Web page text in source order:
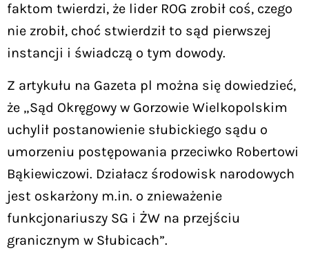
faktom twierdzi, że lider ROG zrobił coś, czego
nie zrobił, choć stwierdził to sąd pierwszej
instancji i świadczą o tym dowody.
Z artykułu na Gazeta pl można się dowiedzieć,
że „Sąd Okręgowy w Gorzowie Wielkopolskim
uchylił postanowienie słubickiego sądu o
umorzeniu postępowania przeciwko Robertowi
Bąkiewiczowi. Działacz środowisk narodowych
jest oskarżony m.in. o znieważenie
funkcjonariuszy SG i ŻW na przejściu
granicznym w Słubicach”.